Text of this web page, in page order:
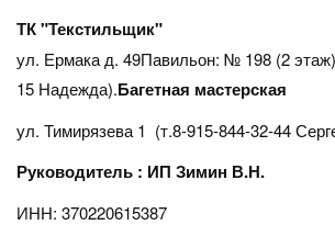
ТК "Текстильщик"
ул. Ермака д. 49Павильон: № 198 (2
15 Надежда).Багетная мастерская
ул. Тимирязева 1 (т.8-915-844-32-44
Руководитель : ИП Зимин В.Н.
ИНН: 370220615387